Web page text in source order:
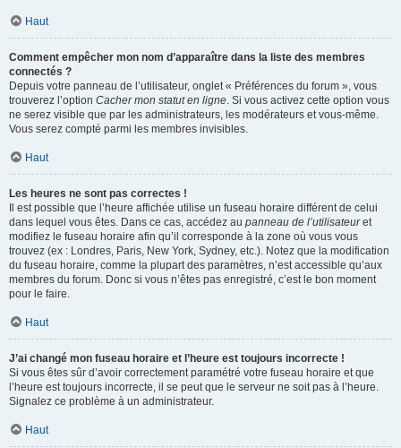
Haut
Comment empêcher mon nom d’apparaître dans la liste des membres
connectés ?
Depuis votre panneau de l’utilisateur, onglet « Préférences du forum », vous
trouverez l’option Cacher mon statut en ligne. Si vous activez cette option vous
ne serez visible que par les administrateurs, les modérateurs et vous-même.
Vous serez compté parmi les membres invisibles.
Haut
Les heures ne sont pas correctes !
Il est possible que l’heure affichée utilise un fuseau horaire différent de celui
dans lequel vous êtes. Dans ce cas, accédez au panneau de l’utilisateuret
modifiez le fuseau horaire afin qu’il corresponde à la zone où vous vous
trouvez (ex : Londres, Paris, New York, Sydney, etc.). Notez que la modification
du fuseau horaire, comme la plupart des paramètres, n’est accessible qu’aux
membres du forum. Donc si vous n’êtes pas enregistré, c’est le bon moment
pour le faire.
Haut
J’ai changé mon fuseau horaire et l’heure est toujours incorrecte !
Si vous êtes sûr d’avoir correctement paramétré votre fuseau horaire et que
l’heure est toujours incorrecte, il se peut que le serveur ne soit pas à l’heure.
Signalez ce problème à un administrateur.
Haut